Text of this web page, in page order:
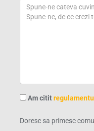
Am citit
Doresc sa primesc